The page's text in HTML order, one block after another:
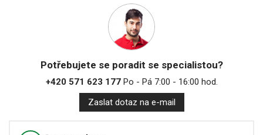
Potřebujete se poradit se specialistou?
+420 571 623 177Po - Pá 7:00 - 16:00 hod.
Zaslat dotaz na e-mail